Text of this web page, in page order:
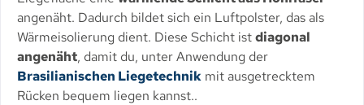
angenäht. Dadurch bildet sich ein Luftpolster, das als
Wärmeisolierung dient. Diese Schicht istdiagonal
angenäht, damit du, unter Anwendung der
Brasilianischen Liegetechnik mit ausgetrecktem
Rücken bequem liegen kannst..